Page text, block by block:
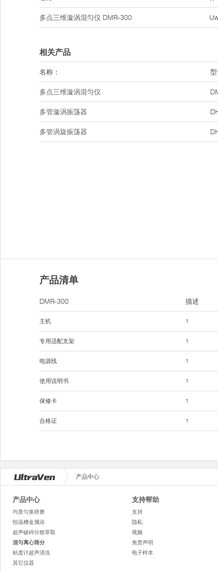
多点三维漩涡混匀仪 DMR-300
相关产品
名称：
多点三维漩涡混匀仪
多管漩涡振荡器
多管涡旋振荡器
产品清单
DMR-300
主机
专用适配支架
电源线
使用说明书
保修卡
合格证
描述
1
1
1
1
1
1
产品中心
产品中心
均质匀浆研磨
恒温槽金属浴
超声破碎分散萃取
混匀离心筛分
粘度计超声清洗
其它仪器
支持帮助
支持
隐私
视频
免责声明
电子样本